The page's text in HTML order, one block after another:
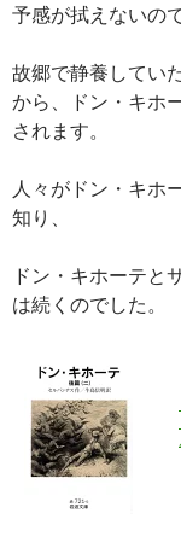
予感が拭えないの
故郷で静養してい
から、ドン・キホ
されます。
人々がドン・キホ
知り、
ドン・キホーテと
は続くのでした。